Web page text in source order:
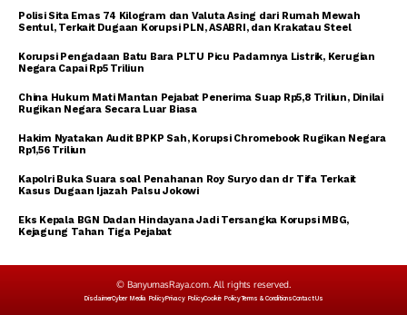
Polisi Sita Emas 74 Kilogram dan Valuta Asing dari Rumah Mewah
Sentul, Terkait Dugaan Korupsi PLN, ASABRI, dan Krakatau Steel
Korupsi Pengadaan Batu Bara PLTU Picu Padamnya Listrik, Kerugian
Negara Capai Rp5 Triliun
China Hukum Mati Mantan Pejabat Penerima Suap Rp5,8 Triliun, Dinilai
Rugikan Negara Secara Luar Biasa
Hakim Nyatakan Audit BPKP Sah, Korupsi Chromebook Rugikan Negara
Rp1,56 Triliun
Kapolri Buka Suara soal Penahanan Roy Suryo dan dr Tifa Terkait
Kasus Dugaan Ijazah Palsu Jokowi
Eks Kepala BGN Dadan Hindayana Jadi Tersangka Korupsi MBG,
Kejagung Tahan Tiga Pejabat
© BanyumasRaya.com. All rights reserved.
DisclaimerCyber Media PolicyPrivacy PolicyCookie PolicyTerms & ConditionsContact Us